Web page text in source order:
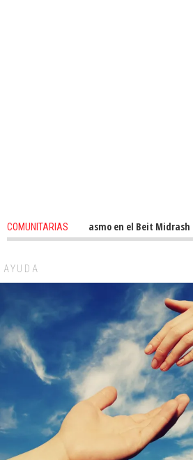
COMUNITARIAS
entusiasmo en el Beit Midrash Ohel
AYUDA